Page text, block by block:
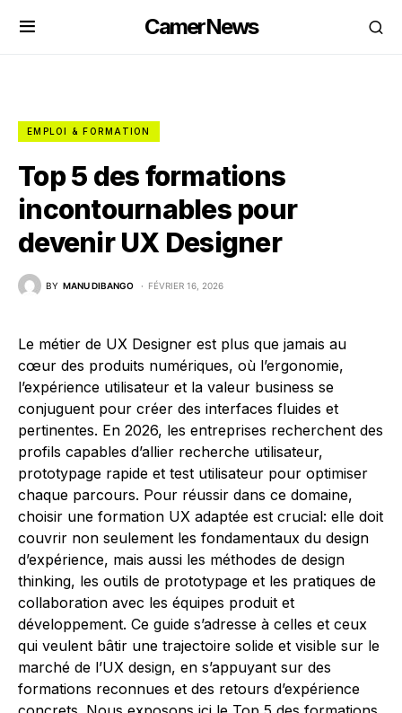
CamerNews
EMPLOI & FORMATION
Top 5 des formations
incontournables pour
devenir UX Designer
BY MANU DIBANGO FÉVRIER 16, 2026
Le métier de UX Designer est plus que jamais au
cœur des produits numériques, où l’ergonomie,
l’expérience utilisateur et la valeur business se
conjuguent pour créer des interfaces fluides et
pertinentes. En 2026, les entreprises recherchent des
profils capables d’allier recherche utilisateur,
prototypage rapide et test utilisateur pour optimiser
chaque parcours. Pour réussir dans ce domaine,
choisir une formation UX adaptée est crucial: elle doit
couvrir non seulement les fondamentaux du design
d’expérience, mais aussi les méthodes de design
thinking, les outils de prototypage et les pratiques de
collaboration avec les équipes produit et
développement. Ce guide s’adresse à celles et ceux
qui veulent bâtir une trajectoire solide et visible sur le
marché de l’UX design, en s’appuyant sur des
formations reconnues et des retours d’expérience